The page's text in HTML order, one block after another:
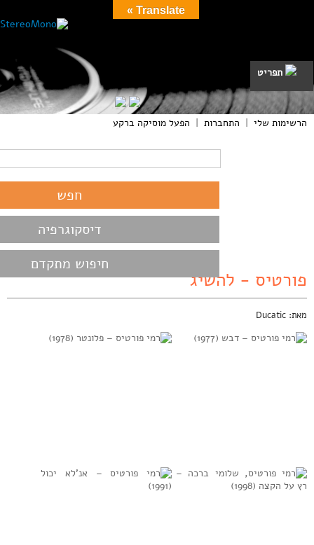
תפריט
הרשימות שלי | התחברות | הפעל מוסיקה ברקע
דיסקוגרפיה
חיפוש מתקדם
פורטיס - להשיג
מאת: Ducatic
Translate »